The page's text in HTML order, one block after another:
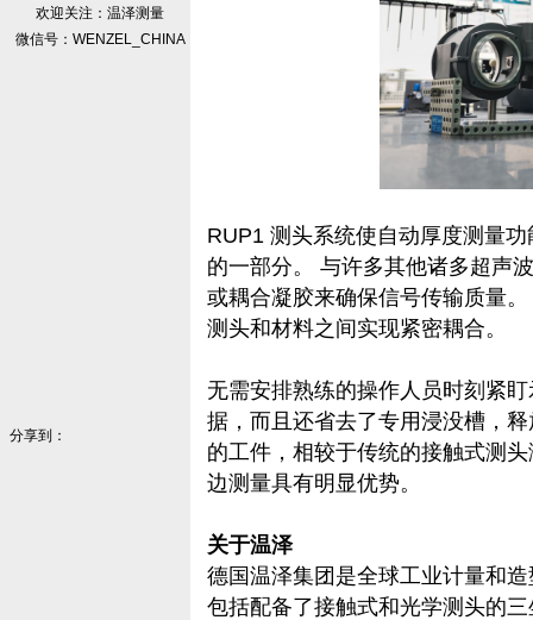
欢迎关注：温泽测量
微信号：WENZEL_CHINA
分享到：
RUP1 测头系统使自动厚度测量
的一部分。 与许多其他诸多超声
或耦合凝胶来确保信号传输质量
测头和材料之间实现紧密耦合。
无需安排熟练的操作人员时刻紧
据，而且还省去了专用浸没槽，
的工件，相较于传统的接触式测
边测量具有明显优势。
关于温泽
德国温泽集团是全球工业计量和
包括配备了接触式和光学测头的